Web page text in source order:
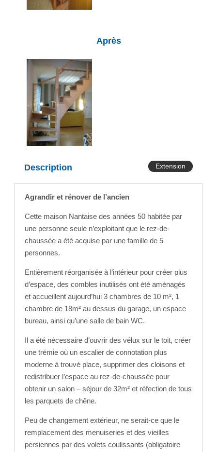
Après
Description Extension
Agrandir et rénover de l’ancien
Cette maison Nantaise des années 50 habitée par
une personne seule n’exploitant que le rez-de-
chaussée a été acquise par une famille de 5
personnes.
Entièrement réorganisée à l’intérieur pour créer plus
d’espace, des combles inutilisés ont été aménagés
et accueillent aujourd’hui 3 chambres de 10 m², 1
chambre de 18m² au dessus du garage, un espace
bureau, ainsi qu’une salle de bain WC.
Il a été nécessaire d’ouvrir des vélux sur le toit, créer
une trémie où un escalier de connotation plus
moderne à trouvé place, supprimer des cloisons et
redistribuer l’espace au rez-de-chaussée pour
obtenir un salon – séjour de 32m² et réfection de tous
les parquets de chêne.
Peu de changement extérieur, ne serait-ce que le
remplacement des menuiseries et des vieilles
persiennes par des volets coulissants (obligatoire